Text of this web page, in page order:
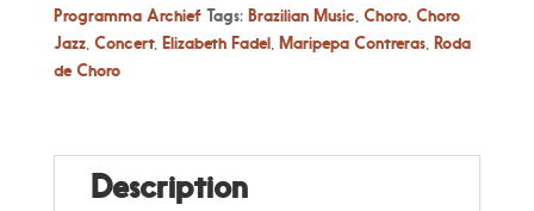
Programma Archief Tags: Brazilian Music Choro, Choro
Jazz, Concert, Elizabeth Fadel, Maripepa Contreras, Roda
de Choro
Description